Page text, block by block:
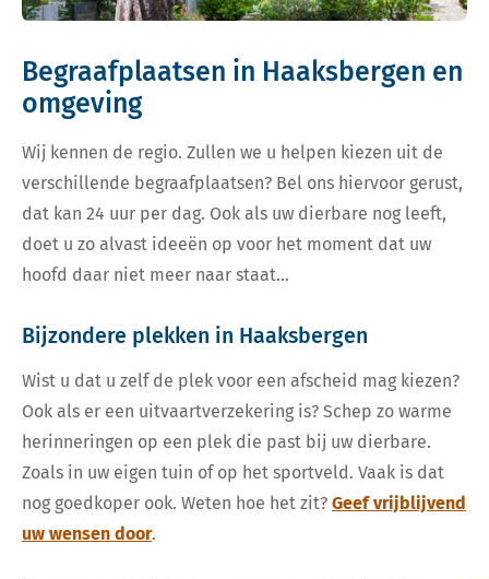
Begraafplaatsen in Haaksbergen en
omgeving
Wij kennen de regio. Zullen we u helpen kiezen uit de
verschillende begraafplaatsen? Bel ons hiervoor gerust,
dat kan 24 uur per dag. Ook als uw dierbare nog leeft,
doet u zo alvast ideeën op voor het moment dat uw
hoofd daar niet meer naar staat…
Bijzondere plekken in Haaksbergen
Wist u dat u zelf de plek voor een afscheid mag kiezen?
Ook als er een uitvaartverzekering is? Schep zo warme
herinneringen op een plek die past bij uw dierbare.
Zoals in uw eigen tuin of op het sportveld. Vaak is dat
nog goedkoper ook. Weten hoe het zit? Geef vrijblijvend
uw wensen door.